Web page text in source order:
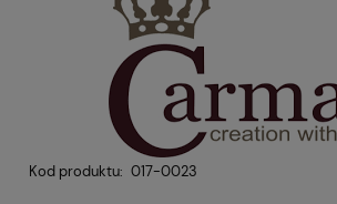
Kod produktu: 017-0023